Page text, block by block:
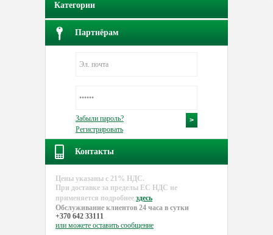
Категории
Партнёрам
Забыли пароль?
Регистрировать
Контакты
Цены указаны с 21% НДС.
При доставке за пределы EC НДС не
применяется подробнее здесь
Обслуживание клиентов 24 часа в сутки
+370 642 33111
или можете оставить сообщение